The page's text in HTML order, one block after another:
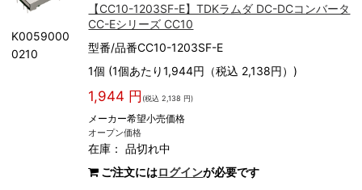
K0059000
0210
【CC10-1203SF-E】TDKラムダ DC-DCコンバータ
CC-Eシリーズ CC10
型番/品番CC10-1203SF-E
1個 (1個あたり1,944円（税込 2,138円）)
1,944 円 (税込 2,138 円)
メーカー希望小売価格
オープン価格
在庫：品切れ中
ご注文にはログインが必要です